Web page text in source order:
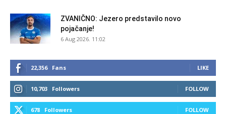
ZVANIČNO: Jezero predstavilo novo
pojačanje!
6 Aug 2026. 11:02
22,356 Fans LIKE
10,703 Followers FOLLOW
678 Followers FOLLOW